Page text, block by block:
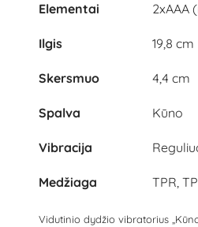
Elementai 2xAAA
Ilgis 19,8 cm
Skersmuo 4,4 cm
Spalva Kūno
Vibracija
Medžiaga TPR,
Vidutinio dydžio vibratorius